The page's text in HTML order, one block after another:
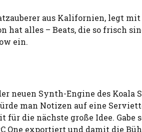
aus Kalifornien, legt
hat alles – Beats, die so frisch
ein.
neuen Synth-Engine des
man Notizen auf eine
die nächste große Idee. Gabe
One exportiert und damit die